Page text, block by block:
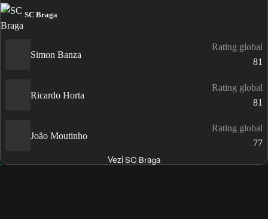
SC Braga
Simon Banza
Rating global
81
Ricardo Horta
Rating global
81
João Moutinho
Rating global
77
Vezi SC Braga